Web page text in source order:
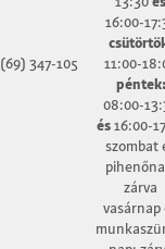
(69) 347-105
16:00-
11:00-
péntek:
08:00-
és16:00-
szombat
zárva
vasárnap